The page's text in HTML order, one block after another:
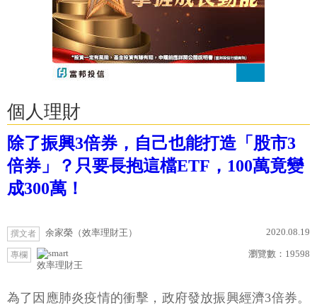
個人理財
除了振興3倍券，自己也能打造「股市3
倍券」？只要長抱這檔ETF，100萬竟變
成300萬！
撰文者 余家榮（效率理財王） 2020.08.19
專欄
效率理財王
瀏覽數： 19598
為了因應肺炎疫情的衝擊，政府發放振興經濟3倍券。